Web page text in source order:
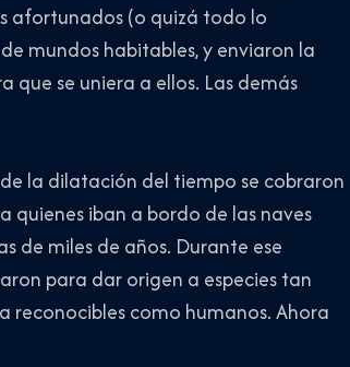
afortunados (o quizá todo lo
mundos habitables, y enviaron la
se uniera a ellos. Las demás
la dilatación del tiempo se cobraron
quienes iban a bordo de las naves
de miles de años. Durante ese
para dar origen a especies tan
reconocibles como humanos. Ahora